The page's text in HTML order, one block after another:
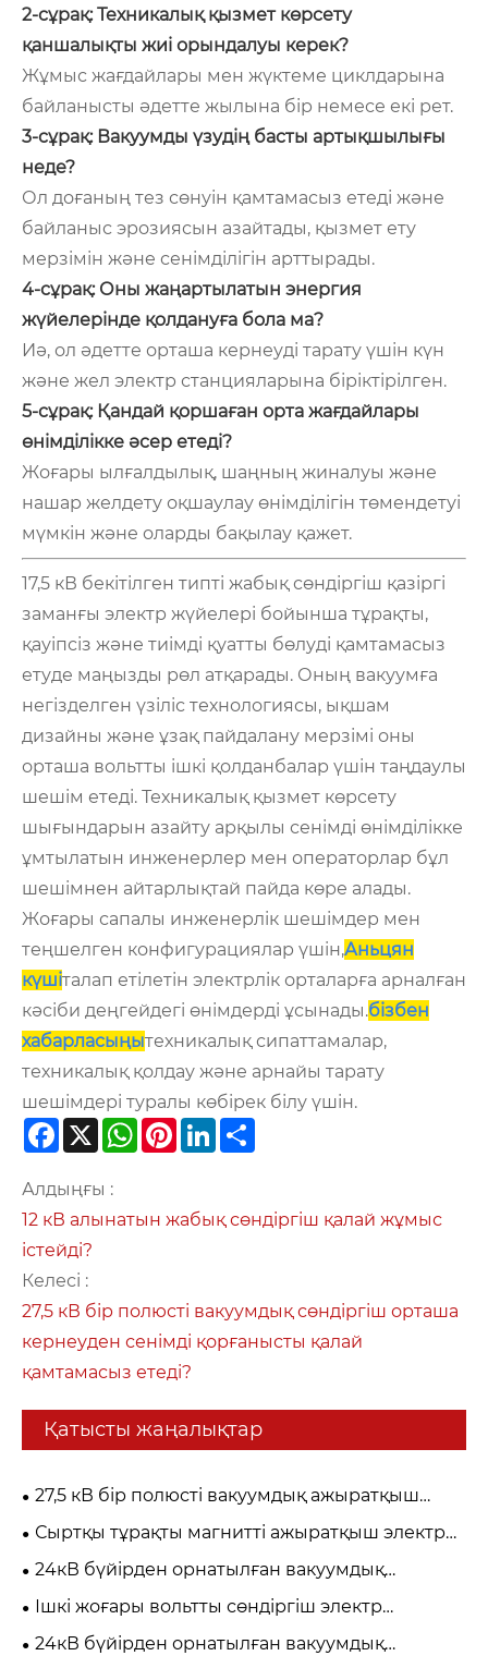
2-сұрақ: Техникалық қызмет көрсету
қаншалықты жиі орындалуы керек?
Жұмыс жағдайлары мен жүктеме циклдарына
байланысты әдетте жылына бір немесе екі рет.
3-сұрақ: Вакуумды үзудің басты артықшылығы
неде?
Ол доғаның тез сөнуін қамтамасыз етеді және
байланыс эрозиясын азайтады, қызмет ету
мерзімін және сенімділігін арттырады.
4-сұрақ: Оны жаңартылатын энергия
жүйелерінде қолдануға бола ма?
Иә, ол әдетте орташа кернеуді тарату үшін күн
және жел электр станцияларына біріктірілген.
5-сұрақ: Қандай қоршаған орта жағдайлары
өнімділікке әсер етеді?
Жоғары ылғалдылық, шаңның жиналуы және
нашар желдету оқшаулау өнімділігін төмендетуі
мүмкін және оларды бақылау қажет.
17,5 кВ бекітілген типті жабық сөндіргіш қазіргі
заманғы электр жүйелері бойынша тұрақты,
қауіпсіз және тиімді қуатты бөлуді қамтамасыз
етуде маңызды рөл атқарады. Оның вакуумға
негізделген үзіліс технологиясы, ықшам
дизайны және ұзақ пайдалану мерзімі оны
орташа вольтты ішкі қолданбалар үшін таңдаулы
шешім етеді. Техникалық қызмет көрсету
шығындарын азайту арқылы сенімді өнімділікке
ұмтылатын инженерлер мен операторлар бұл
шешімнен айтарлықтай пайда көре алады.
Жоғары сапалы инженерлік шешімдер мен
теңшелген конфигурациялар үшін,Аньцян
күшіталап етілетін электрлік орталарға арналған
кәсіби деңгейдегі өнімдерді ұсынады.бізбен
хабарласыңытехникалық сипаттамалар,
техникалық қолдау және арнайы тарату
шешімдері туралы көбірек білу үшін.
Facebook
X WhatsApp
PinterestLinkedIn
Алдыңғы :
12 кВ алынатын жабық сөндіргіш қалай жұмыс
істейді?
Келесі :
27,5 кВ бір полюсті вакуумдық сөндіргіш орташа
кернеуден сенімді қорғанысты қалай
қамтамасыз етеді?
Қатысты жаңалықтар
27,5 кВ бір полюсті вакуумдық ажыратқыш
теміржол және электр қуатын тарату
қауіпсіздігін қалай жақсартады?
Сыртқы тұрақты магнитті ажыратқыш электр
қуатын тарату сенімділігін қалай жақсартады?
24кВ бүйірден орнатылған вакуумдық
сөндіргіш орташа вольтты қуаттан қорғауды
қалай жақсартады?
Ішкі жоғары вольтты сөндіргіш электр
қауіпсіздігі мен сенімділігін қалай жақсартады?
24кВ бүйірден орнатылған вакуумдық